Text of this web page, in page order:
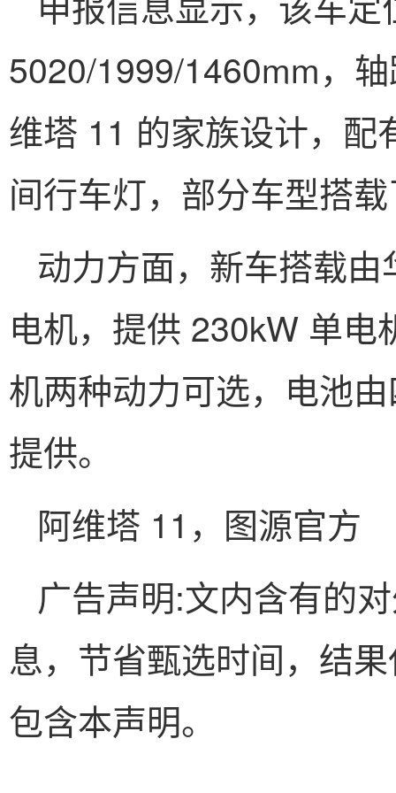
5020/1999/1460mm，
维塔 11 的家族设计，配
间行车灯，部分车型搭
动力方面，新车搭载
电机，提供 230kW 单
机两种动力可选，电池
提供。
阿维塔 11，图源官方
广告声明:文内含有的
息，节省甄选时间，结
包含本声明。